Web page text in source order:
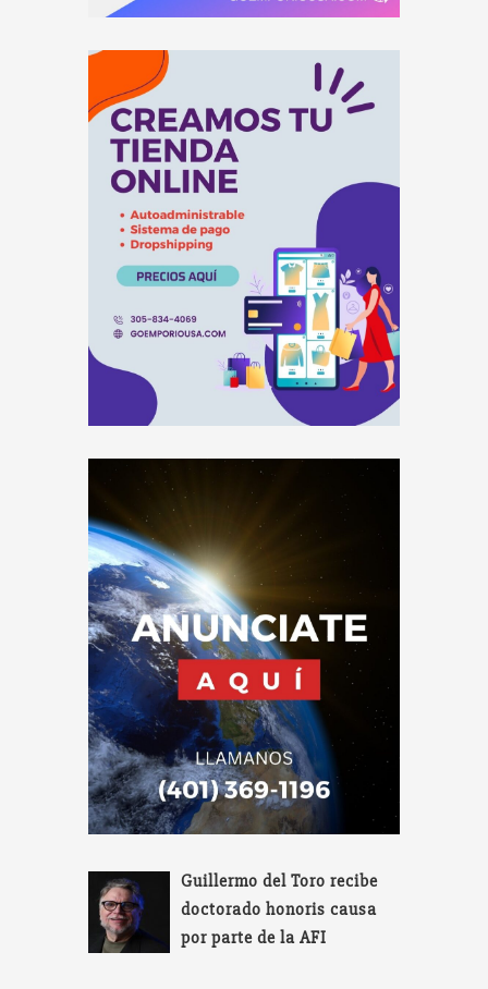
Guillermo del Toro recibe
doctorado honoris causa
por parte de la AFI